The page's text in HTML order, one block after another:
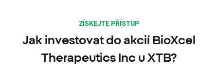
ZÍSKEJTE PŘÍSTUP
Jak investovat do akcií BioXcel
Therapeutics Inc u XTB?